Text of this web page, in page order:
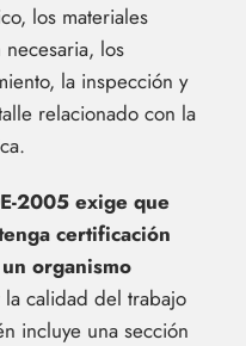
los materiales
los
la inspección y
relacionado con la
2005 exige que
certificación
organismo
la calidad del trabajo
incluye una sección